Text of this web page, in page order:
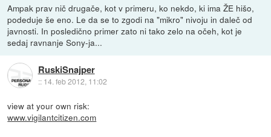
Ampak prav nič drugače, kot v primeru, ko nekdo, ki ima ŽE hišo,
podeduje še eno. Le da se to zgodi na "mikro" nivoju in daleč od
javnosti. In posledično primer zato ni tako zelo na očeh, kot je
sedaj ravnanje Sony-ja...
RuskiSnajper
:: 14. feb 2012, 11:02
view at your own risk:
www.vigilantcitizen.com